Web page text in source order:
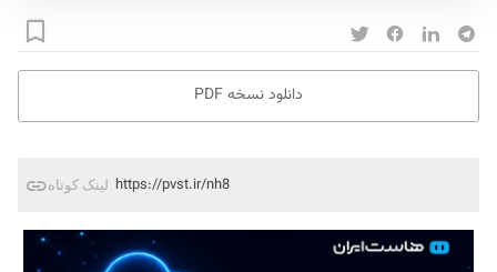
دانلود نسخه PDF
لینک کوتاه https://pvst.ir/nh8